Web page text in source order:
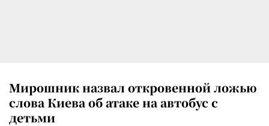
Мирошник назвал откровенной ложью
слова Киева об атаке на автобус с
детьми